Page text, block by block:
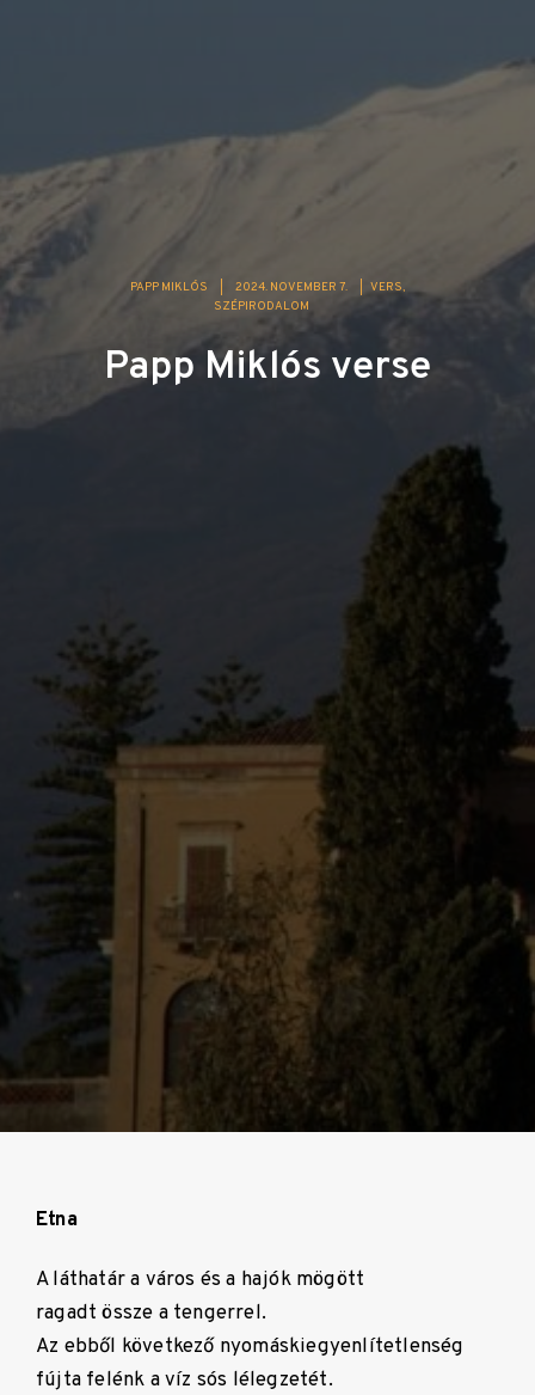
PAPP MIKLÓS 2024. NOVEMBER 7.
VERS
SZÉPIRODALOM
Papp Miklós verse
Etna
A láthatár a város és a hajók mögött
ragadt össze a tengerrel.
Az ebből következő nyomáskiegyenlítetlenség
fújta felénk a víz sós lélegzetét.